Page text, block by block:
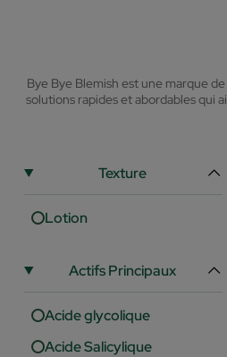
Bye Bye Blemish est une marque
solutions rapides et abordables qui
Texture
Lotion
Actifs Principaux
Acide glycolique
Acide Salicylique